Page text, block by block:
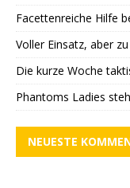
Facettenreiche Hilfe
Voller Einsatz, aber
Die kurze Woche
Phantoms Ladies
NEUESTE